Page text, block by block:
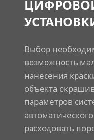
Выбор
возможность
нанесения
объекта
параметров
расходовать